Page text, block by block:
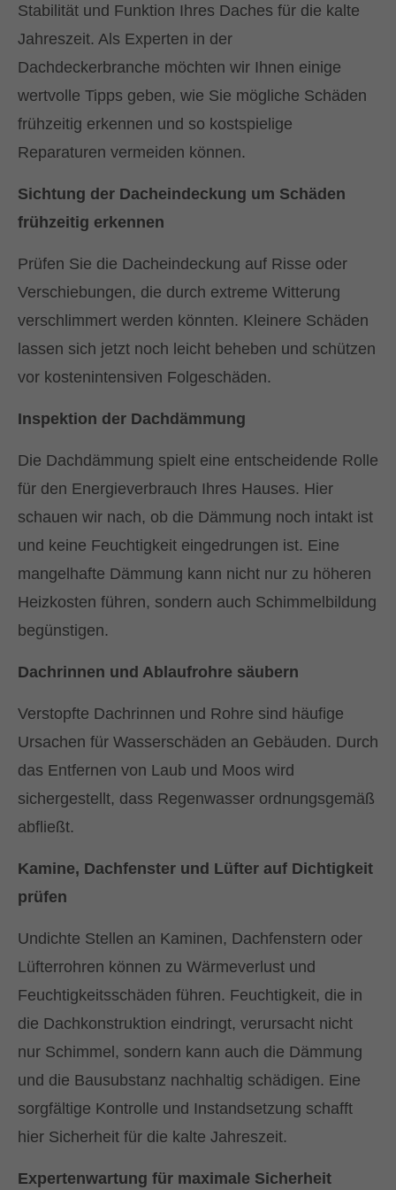
Drop us a line
info@yourdomain.com
About us
Lorem ipsum dolor sit amet, consectetuer
massa. Cum sociis natoque penatibus et
magnis dis parturient montes, nascetur
Kontaktieren Sie uns
und vereinbaren Sie einen persönlichen
Wir freuen uns über Ihre
Kontaktaufnahme - unser freundliches
und erfahrenes Team berät Sie
ausführlich zu Flachdachsanierung,
Dacheindeckung, Flüssigkunststoff,
unverbindliches Angebot zusammen.
TELEFONNUMMER
02382 / 91 72 - 0
ÖFFNUNGSZEITEN
info@fritz-heitkamm.de
Stabilität und Funktion Ihres Daches für die kalte
Jahreszeit. Als Experten in der
Dachdeckerbranche möchten wir Ihnen einige
wertvolle Tipps geben, wie Sie mögliche Schäden
frühzeitig erkennen und so kostspielige
Reparaturen vermeiden können.
Sichtung der Dacheindeckung um Schäden
frühzeitig erkennen
Prüfen Sie die Dacheindeckung auf Risse oder
Verschiebungen, die durch extreme Witterung
verschlimmert werden könnten. Kleinere Schäden
lassen sich jetzt noch leicht beheben und schützen
vor kostenintensiven Folgeschäden.
Inspektion der Dachdämmung
Die Dachdämmung spielt eine entscheidende Rolle
für den Energieverbrauch Ihres Hauses. Hier
schauen wir nach, ob die Dämmung noch intakt ist
und keine Feuchtigkeit eingedrungen ist. Eine
mangelhafte Dämmung kann nicht nur zu höheren
Heizkosten führen, sondern auch Schimmelbildung
begünstigen.
Dachrinnen und Ablaufrohre säubern
Verstopfte Dachrinnen und Rohre sind häufige
Ursachen für Wasserschäden an Gebäuden. Durch
das Entfernen von Laub und Moos wird
sichergestellt, dass Regenwasser ordnungsgemäß
abfließt.
Kamine, Dachfenster und Lüfter auf Dichtigkeit
prüfen
Undichte Stellen an Kaminen, Dachfenstern oder
Lüfterrohren können zu Wärmeverlust und
Feuchtigkeitsschäden führen. Feuchtigkeit, die in
die Dachkonstruktion eindringt, verursacht nicht
nur Schimmel, sondern kann auch die Dämmung
und die Bausubstanz nachhaltig schädigen. Eine
sorgfältige Kontrolle und Instandsetzung schafft
hier Sicherheit für die kalte Jahreszeit.
Expertenwartung für maximale Sicherheit